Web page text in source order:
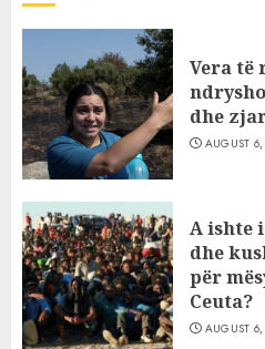
Vera të
dhe
AUGUST
A ishte
dhe
për
Ceuta?
AUGUST